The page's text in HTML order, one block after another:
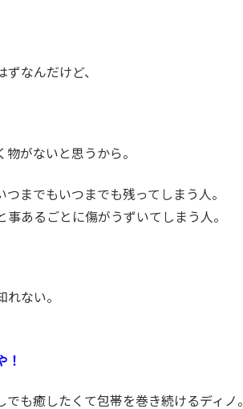
なんだけど、
がないと思うから。
までもいつまでも残ってしまう人。
あるごとに傷がうずいてしまう人。
ない。
！
も癒したくて包帯を巻き続けるディノ。